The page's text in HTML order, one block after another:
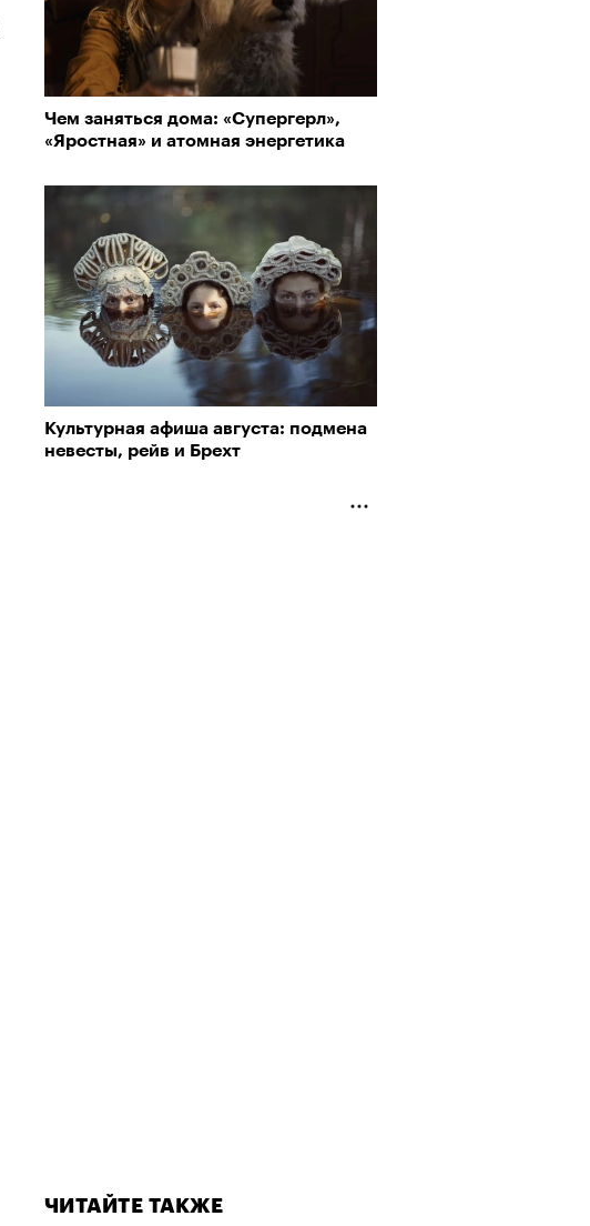
Чем заняться дома: «Супергерл»,
«Яростная» и атомная энергетика
Культурная афиша августа: подмена
невесты, рейв и Брехт
ЧИТАЙТЕ ТАКЖЕ